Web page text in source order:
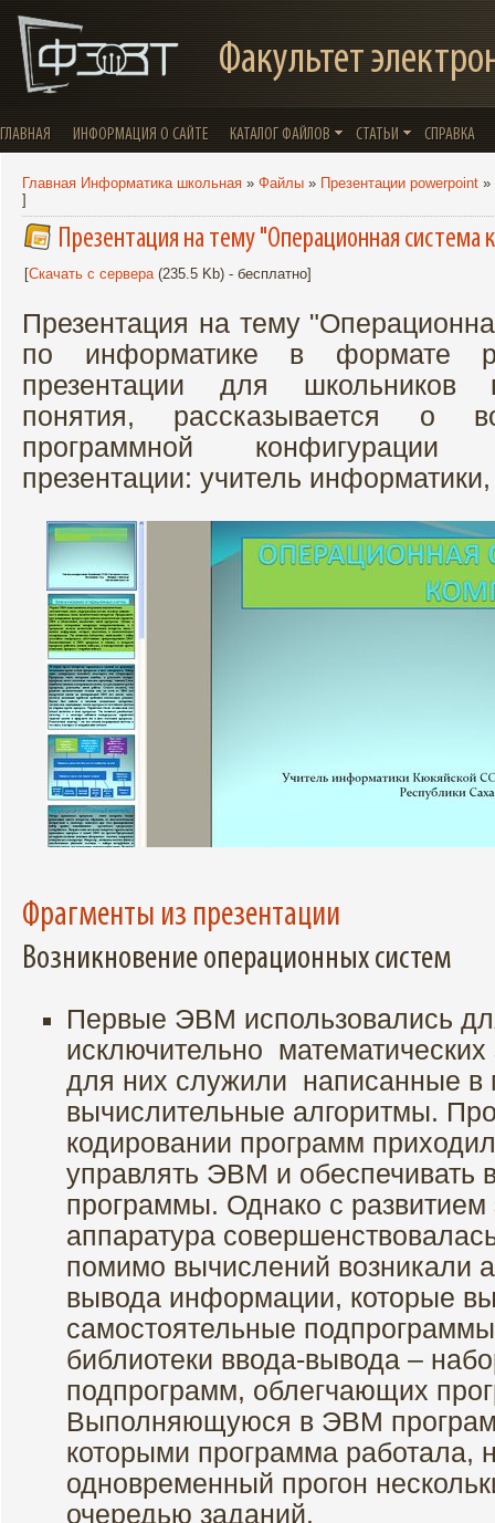
Факультет
ГЛАВНАЯ ИНФОРМАЦИЯ О САЙТЕ КАТАЛОГ ФАЙЛОВ СТАТЬИ СПРАВКА
Главная Информатика школьная » Файлы » Презентации powerpoint »
]
Презентация на тему "Операционная система
[Скачать с сервера(235.5 Kb) - бесплатно]
Презентация на тему
по информатике в формате
презентации для школьников
понятия, рассказывается о
программной конфигурации
презентации: учитель
Фрагменты из презентации
Возникновение операционных систем
Первые ЭВМ использовались
исключительно
для них служили написанные в
вычислительные алгоритмы.
кодировании программ
управлять ЭВМ и обеспечивать
программы. Однако с развитием
аппаратура
помимо вычислений возникали
вывода информации, которые
самостоятельные
библиотеки ввода-вывода –
подпрограмм, облегчающих
Выполняющуюся в ЭВМ
которыми программа работала,
одновременный прогон
очередью заданий.